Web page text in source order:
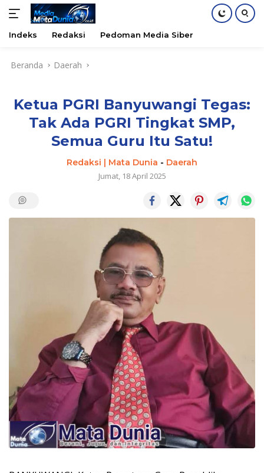
Indeks Redaksi Pedoman Media Siber
Beranda Daerah
Ketua PGRI Banyuwangi Tegas:
Tak Ada PGRI Tingkat SMP,
Semua Guru Itu Satu!
Redaksi | Mata Dunia - Daerah
Jumat, 18 April 2025